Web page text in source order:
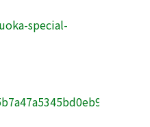
special-